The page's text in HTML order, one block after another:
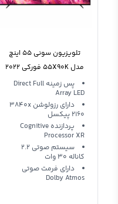
تلویزیون سونی 55 اینچ
مدل 55X90K فورکی 2022
پس زمینه Direct Full
Array LED
دارای رزولوشن 3840x
2160 پیکسل
پردازنده Cognitive
Processor XR
سیستم صوتی 2.2
کاناله 30 وات
دارای فرمت صوتی
Dolby Atmos